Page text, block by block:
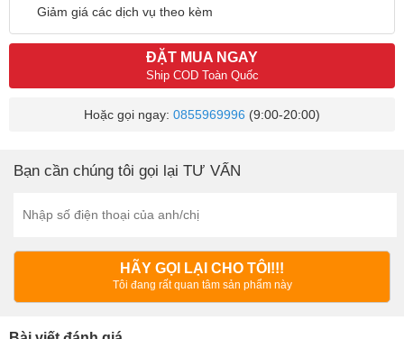
Giảm giá các dịch vụ theo kèm
ĐẶT MUA NGAY
Ship COD Toàn Quốc
Hoặc gọi ngay: 0855969996 (9:00-20:00)
Bạn cần chúng tôi gọi lại TƯ VẤN
HÃY GỌI LẠI CHO TÔI!!!
Tôi đang rất quan tâm sản phẩm này